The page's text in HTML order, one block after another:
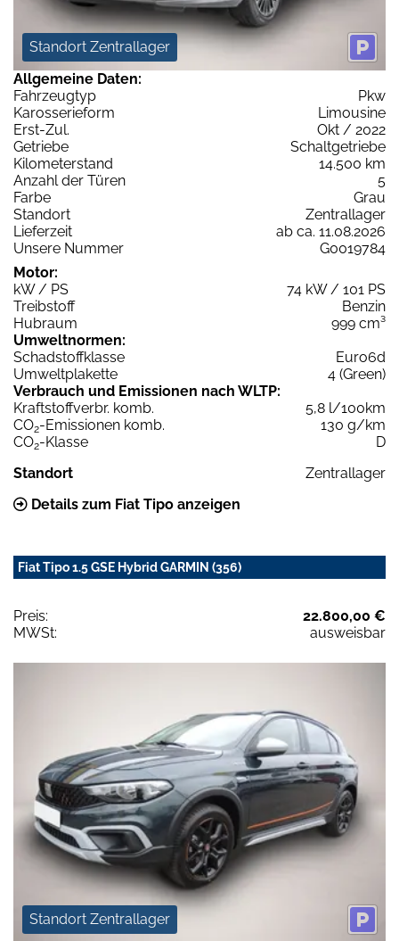
Standort Zentrallager
Allgemeine Daten:
Fahrzeugtyp
Pkw
Karosserieform
Limousine
Erst-Zul.
Okt / 2022
Getriebe
Schaltgetriebe
Kilometerstand
14.500 km
Anzahl der Türen
5
Farbe
Grau
Standort
Zentrallager
Lieferzeit
ab ca. 11.08.2026
Unsere Nummer
G0019784
Motor:
kW / PS
74 kW / 101 PS
Treibstoff
Benzin
Hubraum
999 cm³
Umweltnormen:
Schadstoffklasse
Euro6d
Umweltplakette
4 (Green)
Verbrauch und Emissionen nach WLTP:
Kraftstoffverbr. komb.
5,8 l/100km
CO2-Emissionen komb.
130 g/km
CO2-Klasse
D
Standort
Zentrallager
Details zum Fiat Tipo anzeigen
Fiat Tipo 1.5 GSE Hybrid GARMIN (356)
Preis:
22.800,00 €
MWSt:
ausweisbar
Standort Zentrallager